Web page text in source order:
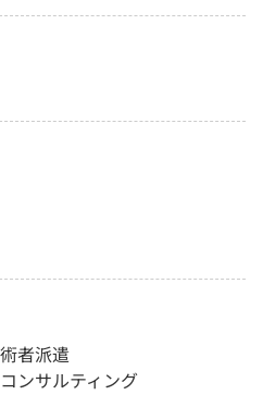
者派遣
ンサルティング